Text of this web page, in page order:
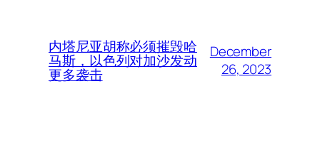
内塔尼亚胡称必须摧毁哈
马斯，以色列对加沙发动
更多袭击
December
26, 2023